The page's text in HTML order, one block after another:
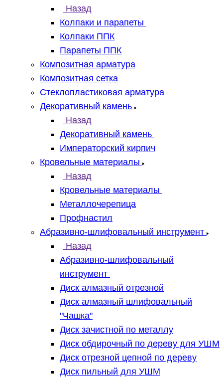
Назад
Колпаки и парапеты
Колпаки ППК
Парапеты ППК
Композитная арматура
Композитная сетка
Стеклопластиковая арматура
Декоративный камень
Назад
Декоративный камень
Императорский кирпич
Кровельные материалы
Назад
Кровельные материалы
Металлочерепица
Профнастил
Абразивно-шлифовальный инструмент
Назад
Абразивно-шлифовальный
инструмент
Диск алмазный отрезной
Диск алмазный шлифовальный
"Чашка"
Диск зачистной по металлу
Диск обдирочный по дереву для УШМ
Диск отрезной цепной по дереву
Диск пильный для УШМ